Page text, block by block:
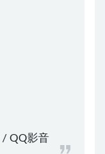
/ QQ影音